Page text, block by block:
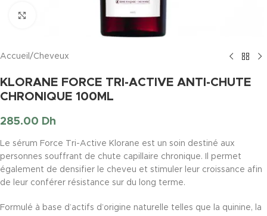
Accueil /Cheveux
KLORANE FORCE TRI-ACTIVE ANTI-CHUTE
CHRONIQUE 100ML
285.00 Dh
Le sérum Force Tri-Active Klorane est un soin destiné aux
personnes souffrant de chute capillaire chronique. Il permet
également de densifier le cheveu et stimuler leur croissance afin
de leur conférer résistance sur du long terme.
Formulé à base d’actifs d’origine naturelle telles que la quinine, la